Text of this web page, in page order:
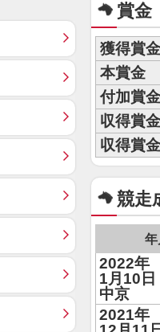
賞金
獲得賞金
本賞金
付加賞金
収得賞
収得賞
競走
年
2022年
1月10日
中京
2021年